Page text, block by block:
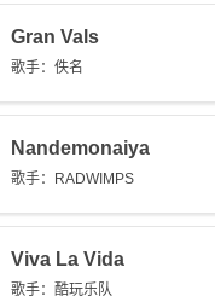
Gran Vals
歌手：佚名
Nandemonaiya
歌手：RADWIMPS
Viva La Vida
歌手：酷玩乐队